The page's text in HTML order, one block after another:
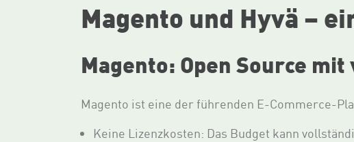
Magento und Hyvä –
Magento: Open Source
Magento ist eine der führenden E-Commerce-
Keine Lizenzkosten: Das Budget kann